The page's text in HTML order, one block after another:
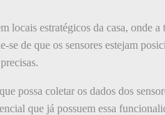
locais estratégicos da casa, onde a
de que os sensores estejam
possa coletar os dados dos
que já possuem essa